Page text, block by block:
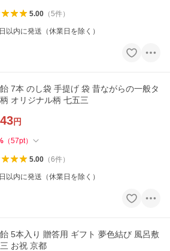
5.00（5件）
以内に発送（休業日を除く）
7本 のし袋 手提げ 袋 昔ながらの一般タ
オリジナル柄 七五三
円
（57pt）
5.00（6件）
以内に発送（休業日を除く）
5本入り 贈答用 ギフト 夢色結び 風呂敷
お祝 京都